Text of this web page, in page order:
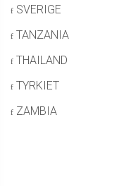
SVERIGE
TANZANIA
THAILAND
TYRKIET
ZAMBIA